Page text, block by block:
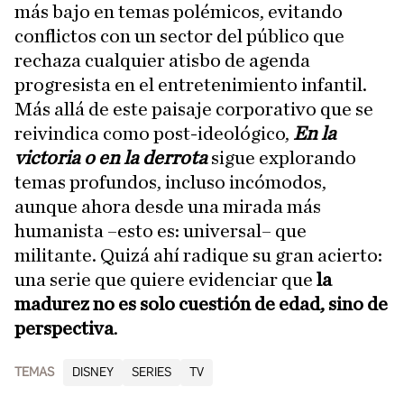
más bajo en temas polémicos, evitando
conflictos con un sector del público que
rechaza cualquier atisbo de agenda
progresista en el entretenimiento infantil.
Más allá de este paisaje corporativo que se
reivindica como post-ideológico, En la
victoria o en la derrotasigue explorando
temas profundos, incluso incómodos,
aunque ahora desde una mirada más
humanista –esto es: universal– que
militante. Quizá ahí radique su gran acierto:
una serie que quiere evidenciar que la
madurez no es solo cuestión de edad, sino de
perspectiva.
TEMAS DISNEY SERIES TV